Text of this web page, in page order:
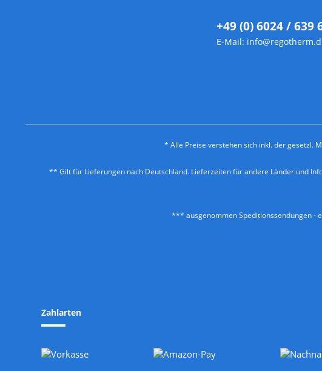
+49 (0) 6024 / 639
E-Mail:
* Alle Preise verstehen sich inkl. der gesetzl.
** Gilt für Lieferungen nach Deutschland. Lieferzeiten für andere Länder und
*** ausgenommen Speditionssendungen -
Zahlarten